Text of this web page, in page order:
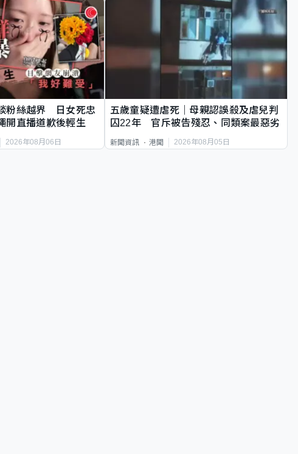
粉絲越界 日女死忠
直播道歉後輕生
2026年08月06日
五歲童疑遭虐死｜母親認誤殺及虐兒判
囚22年 官斥被告殘忍、同類案最惡劣
新聞資訊 港聞 2026年08月05日